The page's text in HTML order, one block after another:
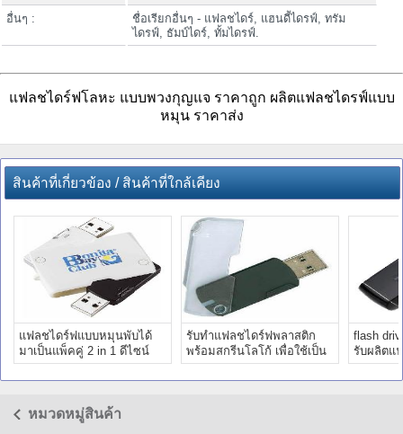
อื่นๆ :
ชื่อเรียกอื่นๆ - แฟลชไดร์, แฮนดี้ไดรฟ์, ทรัม
ไดรฟ์, ธัมบ์ไดร์, ทั้มไดรฟ์.
แฟลชไดร์ฟโลหะ แบบพวงกุญแจ ราคาถูก ผลิตแฟลชไดรฟ์แบบ
หมุน ราคาส่ง
สินค้าที่เกี่ยวข้อง / สินค้าที่ใกล้เคียง
แฟลชไดร์ฟแบบหมุนพับได้
มาเป็นแพ็คคู่ 2 in 1 ดีไซน์
แปลกใหม่ ราคาถูก
รับทำแฟลชไดร์ฟพลาสติก
พร้อมสกรีนโลโก้ เพื่อใช้เป็น
ของสัมมนาให้กับลูกค้า
flash
รับผลิตแ
สกรีนโล
หมวดหมู่สินค้า